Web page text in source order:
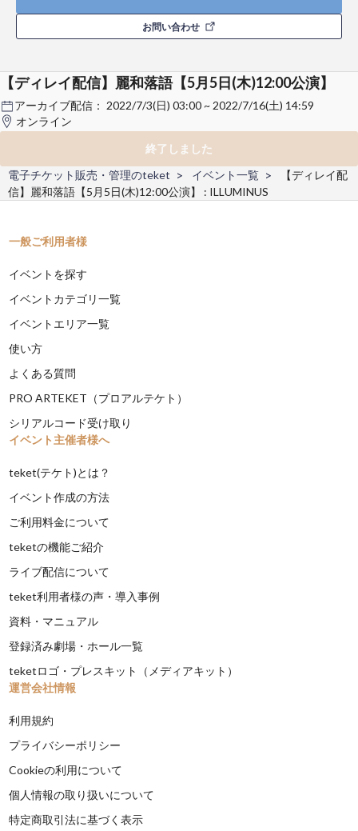
お問い合わせ
【ディレイ配信】麗和落語【5月5日(木)12:00公演】
アーカイブ配信： 2022/7/3(日) 03:00 ~ 2022/7/16(土) 14:59
オンライン
終了しました
電子チケット販売・管理のteket
イベント一覧
【ディレイ配
信】麗和落語【5月5日(木)12:00公演】 : ILLUMINUS
一般ご利用者様
イベントを探す
イベントカテゴリ一覧
イベントエリア一覧
使い方
よくある質問
PRO ARTEKET（プロアルテケト）
シリアルコード受け取り
イベント主催者様へ
teket(テケト)とは？
イベント作成の方法
ご利用料金について
teketの機能ご紹介
ライブ配信について
teket利用者様の声・導入事例
資料・マニュアル
登録済み劇場・ホール一覧
teketロゴ・プレスキット（メディアキット）
運営会社情報
利用規約
プライバシーポリシー
Cookieの利用について
個人情報の取り扱いについて
特定商取引法に基づく表示